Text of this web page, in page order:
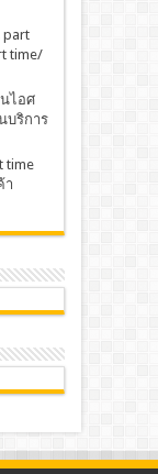
time/
ไอศ
บริการ
time
า